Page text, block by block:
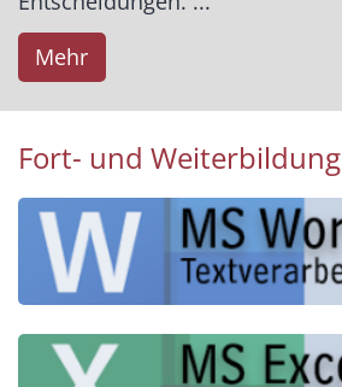
Mehr
Fort- und Weiterbildung